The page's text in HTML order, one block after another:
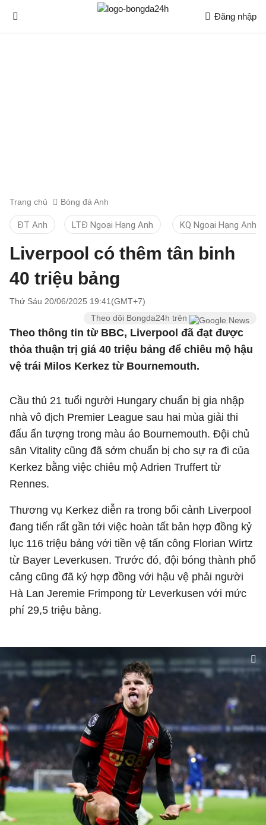
Đăng nhập
Trang chủ Bóng đá Anh
ĐT Anh LTĐ Ngoại Hạng Anh KQ Ngoại Hạng Anh
Liverpool có thêm tân binh
40 triệu bảng
Thứ Sáu 20/06/2025 19:41(GMT+7)
Theo dõi Bongda24h trên
Theo thông tin từ BBC, Liverpool đã đạt được
thỏa thuận trị giá 40 triệu bảng để chiêu mộ hậu
vệ trái Milos Kerkez từ Bournemouth.
Cầu thủ 21 tuổi người Hungary chuẩn bị gia nhập
nhà vô địch Premier League sau hai mùa giải thi
đấu ấn tượng trong màu áo Bournemouth. Đội chủ
sân Vitality cũng đã sớm chuẩn bị cho sự ra đi của
Kerkez bằng việc chiêu mộ Adrien Truffert từ
Rennes.
Thương vụ Kerkez diễn ra trong bối cảnh Liverpool
đang tiến rất gần tới việc hoàn tất bản hợp đồng kỷ
lục 116 triệu bảng với tiền vệ tấn công Florian Wirtz
từ Bayer Leverkusen. Trước đó, đội bóng thành phố
cảng cũng đã ký hợp đồng với hậu vệ phải người
Hà Lan Jeremie Frimpong từ Leverkusen với mức
phí 29,5 triệu bảng.